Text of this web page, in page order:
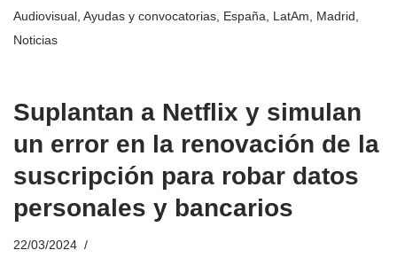
Audiovisual Ayudas y convocatorias España LatAm Madrid
Noticias
Suplantan a Netflix y simulan
un error en la renovación de la
suscripción para robar datos
personales y bancarios
22/03/2024